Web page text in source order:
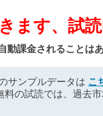
ます、試
動課金されることは
サンプルデータは こ
料の試読では、過去